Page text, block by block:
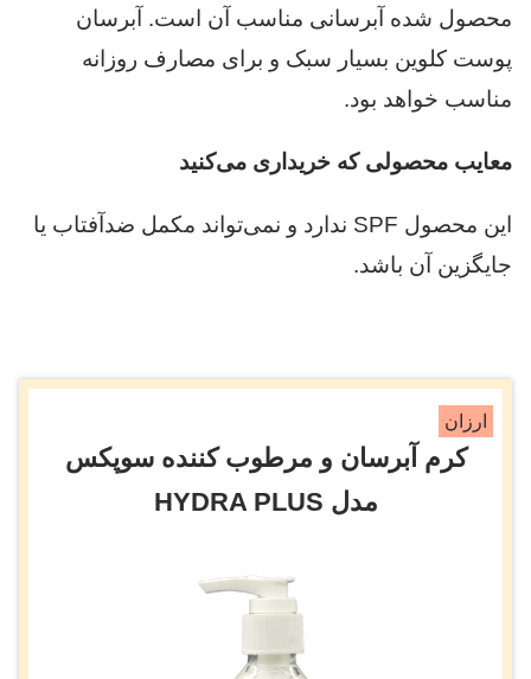
محصول شده آبرسانی مناسب آن است. آبرسان
پوست کلوین بسیار سبک و برای مصارف روزانه
مناسب خواهد بود.
معایب محصولی که خریداری می‌کنید
این محصول SPF ندارد و نمی‌تواند مکمل ضدآفتاب یا
جایگزین آن باشد.
ارزان
کرم آبرسان و مرطوب کننده سوپکس
مدل HYDRA PLUS